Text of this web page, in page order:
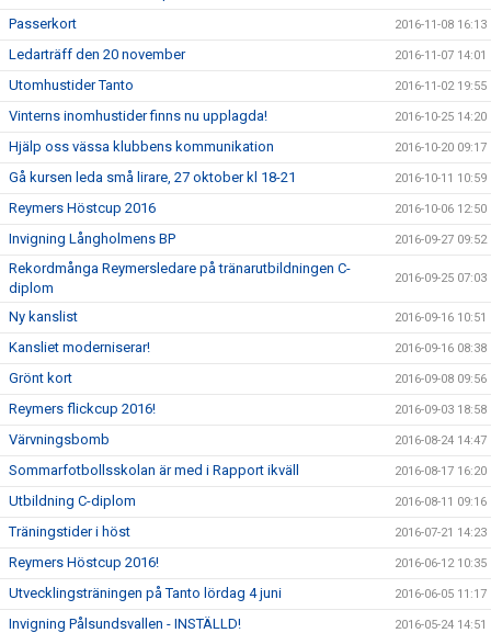
Passerkort 2016-11-08 16:13
Ledarträff den 20 november 2016-11-07 14:01
Utomhustider Tanto 2016-11-02 19:55
Vinterns inomhustider finns nu upplagda! 2016-10-25 14:20
Hjälp oss vässa klubbens kommunikation 2016-10-20 09:17
Gå kursen leda små lirare, 27 oktober kl 18-21 2016-10-11 10:59
Reymers Höstcup 2016 2016-10-06 12:50
Invigning Långholmens BP 2016-09-27 09:52
Rekordmånga Reymersledare på tränarutbildningen C-
diplom
2016-09-25 07:03
Ny kanslist 2016-09-16 10:51
Kansliet moderniserar! 2016-09-16 08:38
Grönt kort 2016-09-08 09:56
Reymers flickcup 2016! 2016-09-03 18:58
Värvningsbomb 2016-08-24 14:47
Sommarfotbollsskolan är med i Rapport ikväll 2016-08-17 16:20
Utbildning C-diplom 2016-08-11 09:16
Träningstider i höst 2016-07-21 14:23
Reymers Höstcup 2016! 2016-06-12 10:35
Utvecklingsträningen på Tanto lördag 4 juni 2016-06-05 11:17
Invigning Pålsundsvallen - INSTÄLLD! 2016-05-24 14:51